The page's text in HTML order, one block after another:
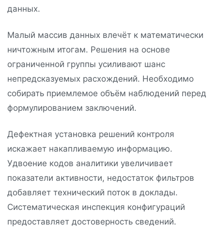
данных.
Малый массив данных влечёт к математически
ничтожным итогам. Решения на основе
ограниченной группы усиливают шанс
непредсказуемых расхождений. Необходимо
собирать приемлемое объём наблюдений перед
формулированием заключений.
Дефектная установка решений контроля
искажает накапливаемую информацию.
Удвоение кодов аналитики увеличивает
показатели активности, недостаток фильтров
добавляет технический поток в доклады.
Систематическая инспекция конфигураций
предоставляет достоверность сведений.